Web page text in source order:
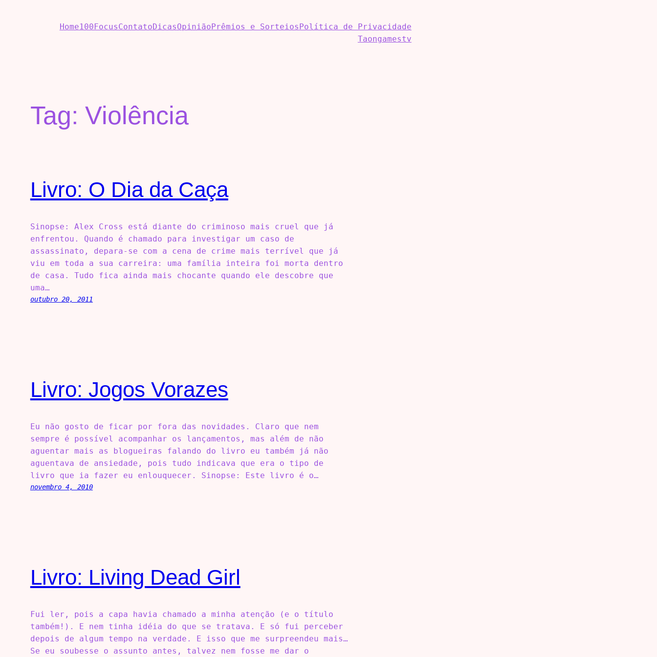
Home100FocusContatoDicasOpinião Prêmios e Sorteios Política de Privacidade
Taongamestv
Tag: Violência
Livro: O Dia da Caça
Sinopse: Alex Cross está diante do criminoso mais cruel que já
enfrentou. Quando é chamado para investigar um caso de
assassinato, depara-se com a cena de crime mais terrível que já
viu em toda a sua carreira: uma família inteira foi morta dentro
de casa. Tudo fica ainda mais chocante quando ele descobre que
uma…
outubro 20, 2011
Livro: Jogos Vorazes
Eu não gosto de ficar por fora das novidades. Claro que nem
sempre é possível acompanhar os lançamentos, mas além de não
aguentar mais as blogueiras falando do livro eu também já não
aguentava de ansiedade, pois tudo indicava que era o tipo de
livro que ia fazer eu enlouquecer. Sinopse: Este livro é o…
novembro 4, 2010
Livro: Living Dead Girl
Fui ler, pois a capa havia chamado a minha atenção (e o título
também!). E nem tinha idéia do que se tratava. E só fui perceber
depois de algum tempo na verdade. E isso que me surpreendeu mais…
Se eu soubesse o assunto antes, talvez nem fosse me dar o